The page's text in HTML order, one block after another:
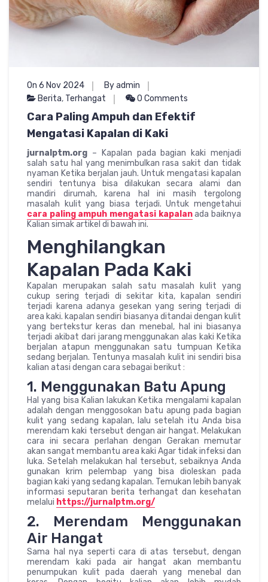
On 6 Nov 2024
By admin
Berita, Terhangat 0 Comments
Cara Paling Ampuh dan Efektif
Mengatasi Kapalan di Kaki
jurnalptm.org – Kapalan pada bagian kaki menjadi
salah satu hal yang menimbulkan rasa sakit dan tidak
nyaman Ketika berjalan jauh. Untuk mengatasi kapalan
sendiri tentunya bisa dilakukan secara alami dan
mandiri dirumah, karena hal ini masih tergolong
masalah kulit yang biasa terjadi. Untuk mengetahui
cara paling ampuh mengatasi kapalanada baiknya
Kalian simak artikel di bawah ini.
Menghilangkan
Kapalan Pada Kaki
Kapalan merupakan salah satu masalah kulit yang
cukup sering terjadi di sekitar kita, kapalan sendiri
terjadi karena adanya gesekan yang sering terjadi di
area kaki. kapalan sendiri biasanya ditandai dengan kulit
yang bertekstur keras dan menebal, hal ini biasanya
terjadi akibat dari jarang menggunakan alas kaki Ketika
berjalan atapun menggunakan satu tumpuan Ketika
sedang berjalan. Tentunya masalah kulit ini sendiri bisa
kalian atasi dengan cara sebagai berikut :
1. Menggunakan Batu Apung
Hal yang bisa Kalian lakukan Ketika mengalami kapalan
adalah dengan menggosokan batu apung pada bagian
kulit yang sedang kapalan, lalu setelah itu Anda bisa
merendam kaki tersebut dengan air hangat. Melakukan
cara ini secara perlahan dengan Gerakan memutar
akan sangat membantu area kaki Agar tidak infeksi dan
luka. Setelah melakukan hal tersebut, sebaiknya Anda
gunakan krim pelembap yang bisa dioleskan pada
bagian kaki yang sedang kapalan. Temukan lebih banyak
informasi seputaran berita terhangat dan kesehatan
melalui https://jurnalptm.org/
2. Merendam Menggunakan
Air Hangat
Sama hal nya seperti cara di atas tersebut, dengan
merendam kaki pada air hangat akan membantu
penumpukan kulit pada daerah yang menebal dan